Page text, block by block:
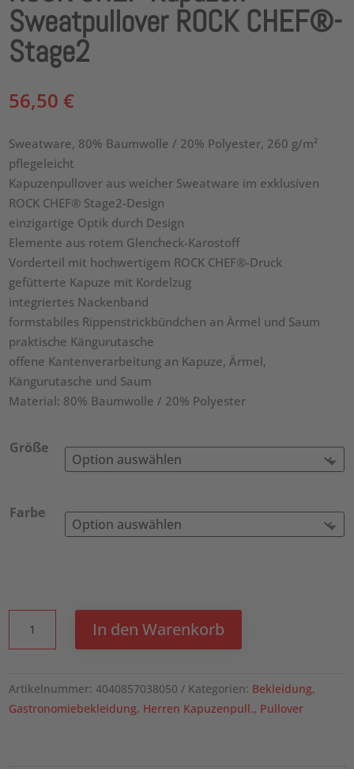
Sweatpullover ROCK CHEF®-
Stage2
56,50€
Sweatware, 80% Baumwolle / 20% Polyester, 260 g/m²
pflegeleicht
Kapuzenpullover aus weicher Sweatware im exklusiven
ROCK CHEF® Stage2-Design
einzigartige Optik durch Design
Elemente aus rotem Glencheck-Karostoff
Vorderteil mit hochwertigem ROCK CHEF®-Druck
gefütterte Kapuze mit Kordelzug
integriertes Nackenband
formstabiles Rippenstrickbündchen an Ärmel und Saum
praktische Kängurutasche
offene Kantenverarbeitung an Kapuze, Ärmel,
Kängurutasche und Saum
Material: 80% Baumwolle / 20% Polyester
Größe
Farbe
CHEF
ROCK
CHEF®-
In den Warenkorb
Artikelnummer:4040857038050 Kategorien: Bekleidung,
Gastronomiebekleidung, Herren Kapuzenpull., Pullover